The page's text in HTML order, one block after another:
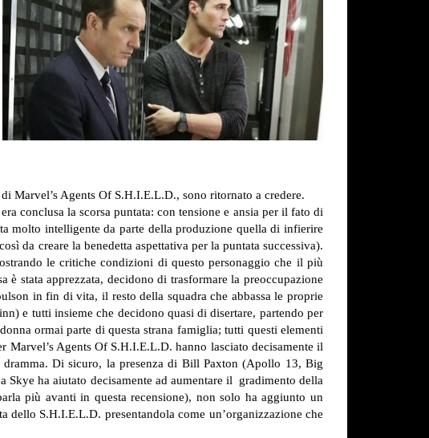
Marvel’s Agents Of S.H.I.E.L.D., sono ritornato a credere.
conclusa la scorsa puntata: con tensione e ansia per il fato di
molto intelligente da parte della produzione quella di infierire
da creare la benedetta aspettativa per la puntata successiva).
le critiche condizioni di questo personaggio che il più
stata apprezzata, decidono di trasformare la preoccupazione
in fin di vita, il resto della squadra che abbassa le proprie
e tutti insieme che decidono quasi di disertare, partendo per
ormai parte di questa strana famiglia; tutti questi elementi
Agents Of S.H.I.E.L.D. hanno lasciato decisamente il
Di sicuro, la presenza di Bill Paxton (Apollo 13, Big
ha aiutato decisamente ad aumentare il gradimento della
più avanti in questa recensione), non solo ha aggiunto un
S.H.I.E.L.D. presentandola come un’organizzazione che